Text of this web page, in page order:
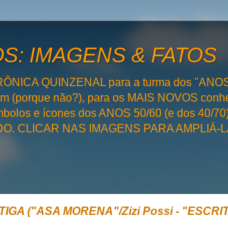
IMAGENS & FATOS
QUINZENAL para a turma dos
(porque não?), para os MAIS NOVOS
e ícones dos ANOS 50/60 (e dos 40/
CLICAR NAS IMAGENS PARA AMPLIÁ-
("ASA MORENA"/Zizi Possi -